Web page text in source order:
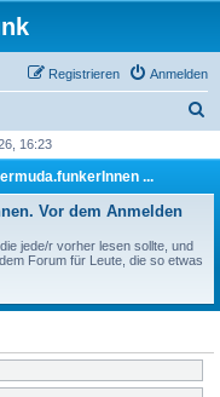
Anmelden
Registrieren
h
16:23
...
Vor dem Anmelden
jede/r vorher lesen sollte, und
Forum für Leute, die so etwas